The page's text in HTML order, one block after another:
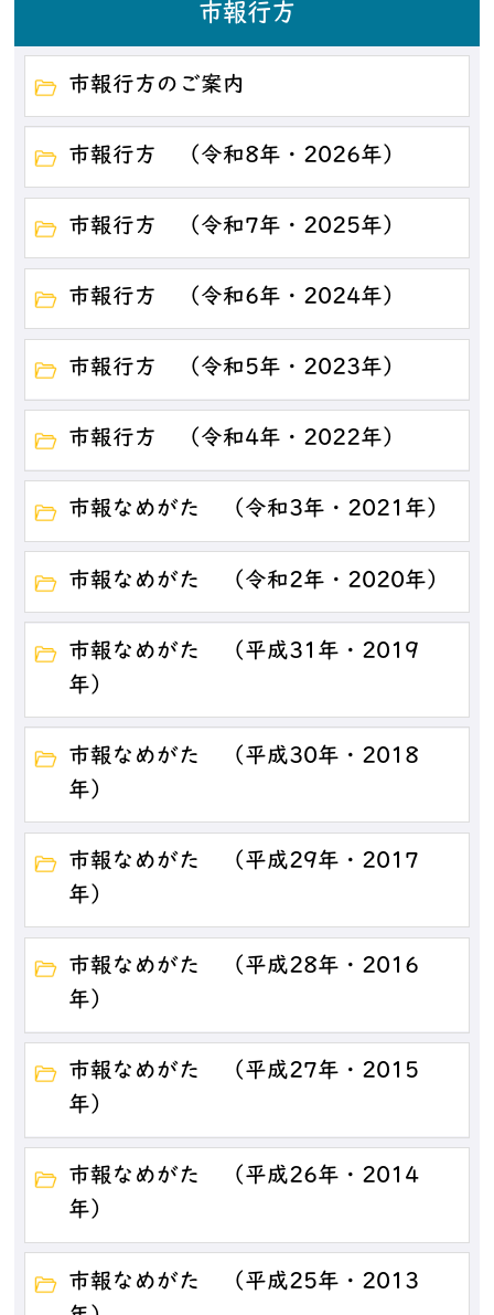
市報行方
市報行方のご案内
市報行方 （令和8年・2026年）
市報行方 （令和7年・2025年）
市報行方 （令和6年・2024年）
市報行方 （令和5年・2023年）
市報行方 （令和4年・2022年）
市報なめがた （令和3年・2021年）
市報なめがた （令和2年・2020年）
市報なめがた （平成31年・2019
年）
市報なめがた （平成30年・2018
年）
市報なめがた （平成29年・2017
年）
市報なめがた （平成28年・2016
年）
市報なめがた （平成27年・2015
年）
市報なめがた （平成26年・2014
年）
市報なめがた （平成25年・2013